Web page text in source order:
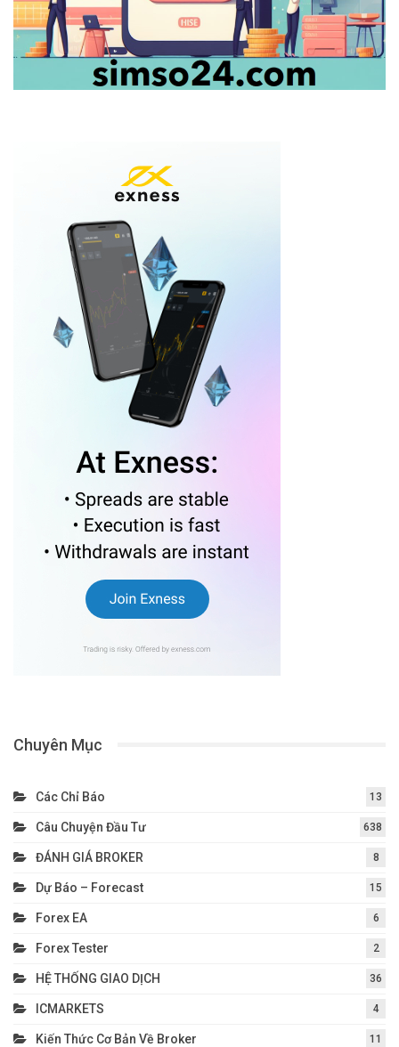
Chuyên Mục
Các Chỉ Báo 13
Câu Chuyện Đầu Tư 638
ĐÁNH GIÁ BROKER 8
Dự Báo – Forecast 15
Forex EA 6
Forex Tester 2
HỆ THỐNG GIAO DỊCH 36
ICMARKETS 4
Kiến Thức Cơ Bản Về Broker 11